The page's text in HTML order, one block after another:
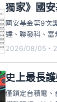
獨家》國
國安基金第9次
達、聯發科、富
權值王台積電
2026/08/05・
史上最長
僅鎖定台積電、